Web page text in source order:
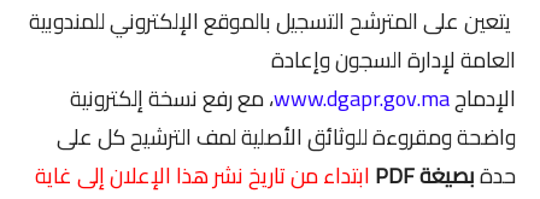
يتعين على المترشح التسجيل بالموقع الإلكتروني للمندوبية
العامة لإدارة السجون وإعادة
الإدماجwww.dgapr.gov.ma، مع رفع نسخة إلكترونية
واضحة ومقروءة للوثائق الأصلية لمف الترشيح كل على
حدةبصيغة PDF
ابتداء من تاريخ نشر هذا الإعلان إلى غاية